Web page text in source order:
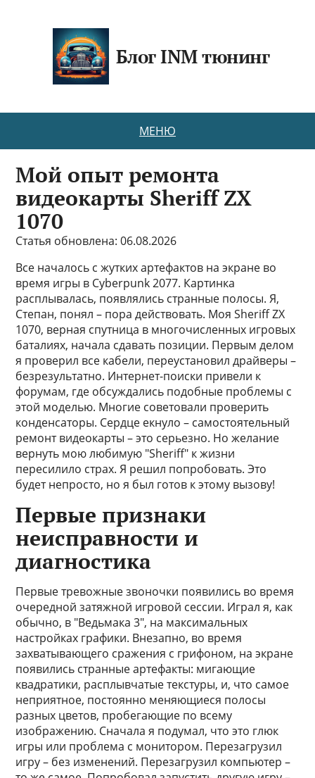
Блог INM тюнинг
МЕНЮ
Мой опыт ремонта
видеокарты Sheriff ZX
1070
Статья обновлена: 06.08.2026
Все началось с жутких артефактов на экране во
время игры в Cyberpunk 2077. Картинка
расплывалась, появлялись странные полосы. Я,
Степан, понял – пора действовать. Моя Sheriff ZX
1070, верная спутница в многочисленных игровых
баталиях, начала сдавать позиции. Первым делом
я проверил все кабели, переустановил драйверы –
безрезультатно. Интернет-поиски привели к
форумам, где обсуждались подобные проблемы с
этой моделью. Многие советовали проверить
конденсаторы. Сердце екнуло – самостоятельный
ремонт видеокарты – это серьезно. Но желание
вернуть мою любимую "Sheriff" к жизни
пересилило страх. Я решил попробовать. Это
будет непросто, но я был готов к этому вызову!
Первые признаки
неисправности и
диагностика
Первые тревожные звоночки появились во время
очередной затяжной игровой сессии. Играл я, как
обычно, в "Ведьмака 3", на максимальных
настройках графики. Внезапно, во время
захватывающего сражения с грифоном, на экране
появились странные артефакты: мигающие
квадратики, расплывчатые текстуры, и, что самое
неприятное, постоянно меняющиеся полосы
разных цветов, пробегающие по всему
изображению. Сначала я подумал, что это глюк
игры или проблема с монитором. Перезагрузил
игру – без изменений. Перезагрузил компьютер –